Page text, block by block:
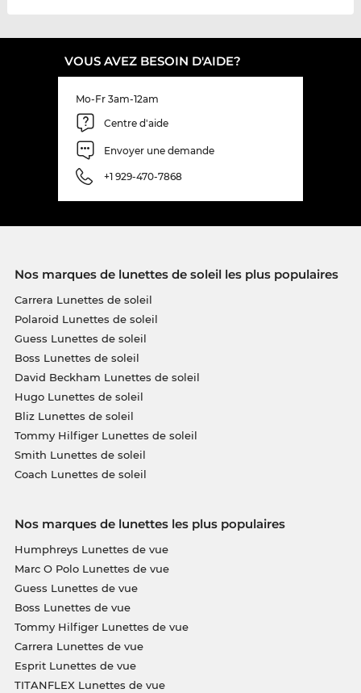
VOUS AVEZ BESOIN D'AIDE?
Mo-Fr 3am-12am
Centre d'aide
Envoyer une demande
+1 929-470-7868
Nos marques de lunettes de soleil les plus populaires
Carrera Lunettes de soleil
Polaroid Lunettes de soleil
Guess Lunettes de soleil
Boss Lunettes de soleil
David Beckham Lunettes de soleil
Hugo Lunettes de soleil
Bliz Lunettes de soleil
Tommy Hilfiger Lunettes de soleil
Smith Lunettes de soleil
Coach Lunettes de soleil
Nos marques de lunettes les plus populaires
Humphreys Lunettes de vue
Marc O Polo Lunettes de vue
Guess Lunettes de vue
Boss Lunettes de vue
Tommy Hilfiger Lunettes de vue
Carrera Lunettes de vue
Esprit Lunettes de vue
TITANFLEX Lunettes de vue